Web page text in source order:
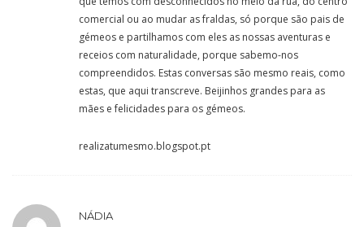
comercial ou ao mudar as fraldas, só porque são pais de
gémeos e partilhamos com eles as nossas aventuras e
receios com naturalidade, porque sabemo-nos
compreendidos. Estas conversas são mesmo reais, como
estas, que aqui transcreve. Beijinhos grandes para as
mães e felicidades para os gémeos.
realizatumesmo.blogspot.pt
NÁDIA